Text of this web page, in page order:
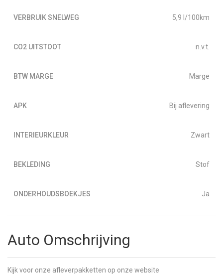
VERBRUIK SNELWEG 5,9 l/100km
CO2 UITSTOOT n.v.t.
BTW MARGE Marge
APK Bij aflevering
INTERIEURKLEUR Zwart
BEKLEDING Stof
ONDERHOUDSBOEKJES Ja
Auto Omschrijving
Kijk voor onze afleverpakketten op onze website